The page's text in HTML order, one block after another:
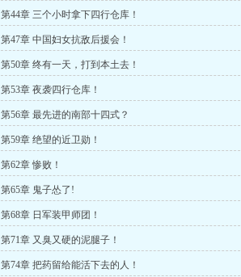
第44章 三个小时拿下四行仓库！
第47章 中国妇女抗敌后援会！
第50章 终有一天，打到本土去！
第53章 夜袭四行仓库！
第56章 最先进的南部十四式？
第59章 绝望的近卫勋！
第62章 惨败！
第65章 鬼子怂了!
第68章 日军装甲师团！
第71章 又臭又硬的泥腿子！
第74章 把药留给能活下去的人！